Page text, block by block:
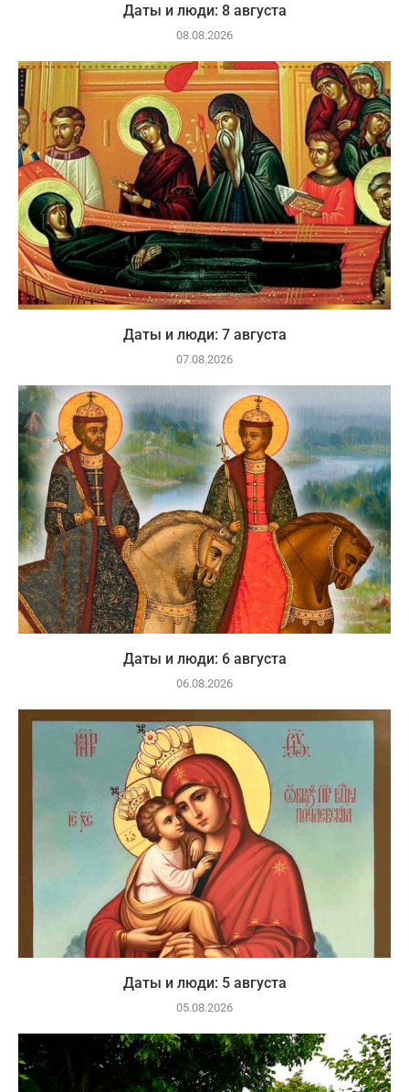
Даты и люди: 8 августа
08.08.2026
Даты и люди: 7 августа
07.08.2026
Даты и люди: 6 августа
06.08.2026
Даты и люди: 5 августа
05.08.2026